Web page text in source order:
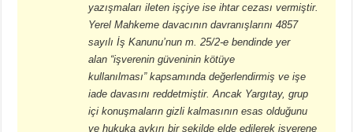
yazışmaları ileten işçiye ise ihtar cezası vermiştir.
Yerel Mahkeme davacının davranışlarını 4857
sayılı İş Kanunu’nun m. 25/2-e bendinde yer
alan “işverenin güveninin kötüye
kullanılması”kapsamında değerlendirmiş ve işe
iade davasını reddetmiştir. Ancak Yargıtay, grup
içi konuşmaların gizli kalmasının esas olduğunu
ve hukuka aykırı bir şekilde elde edilerek işverene